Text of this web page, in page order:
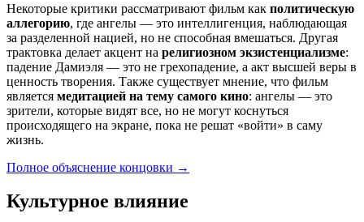
Некоторые критики рассматривают фильм как политическую
аллегорию, где ангелы — это интеллигенция, наблюдающая
за разделенной нацией, но не способная вмешаться. Другая
трактовка делает акцент на религиозном экзистенциализме:
падение Дамиэля — это не грехопадение, а акт высшей веры в
ценность творения. Также существует мнение, что фильм
является медитацией на тему самого кино: ангелы — это
зрители, которые видят все, но не могут коснуться
происходящего на экране, пока не решат «войти» в саму
жизнь.
Полное объяснение концовки →
Культурное влияние